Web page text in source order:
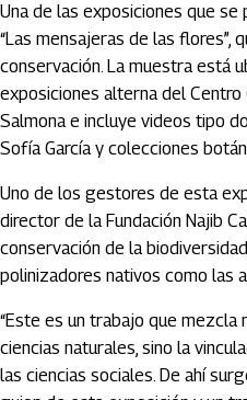
Una de las exposiciones que
“Las mensajeras de las flores”,
conservación. La muestra está
exposiciones alterna del
Salmona e incluye videos tipo
Sofía García y colecciones
Uno de los gestores de esta
director de la Fundación Najib
conservación de la
polinizadores nativos como las
“Este es un trabajo que mezcla
ciencias naturales, sino la
las ciencias sociales. De ahí